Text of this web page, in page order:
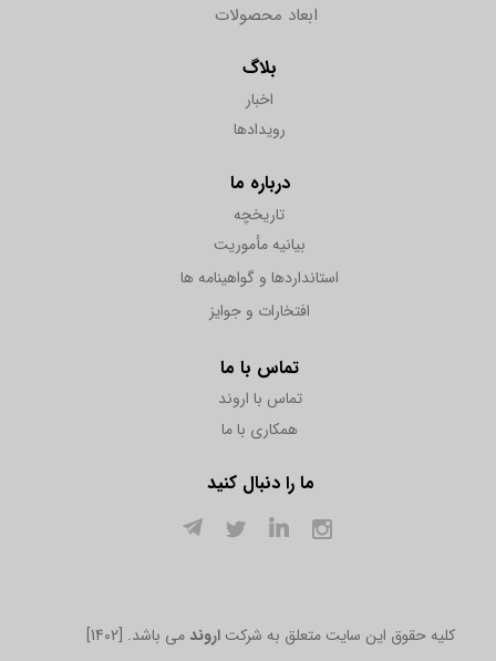
بلاگ
اخبار
رویدادها
درباره ما
تاریخچه
بیانیه مأموریت
استانداردها و گواهینامه ها
افتخارات و جوایز
تماس با ما
تماس با اروند
همکاری با ما
ما را دنبال کنید
ابعاد محصولات
[1402] .کلیه حقوق این سایت متعلق به شرکت اروندمی باشد